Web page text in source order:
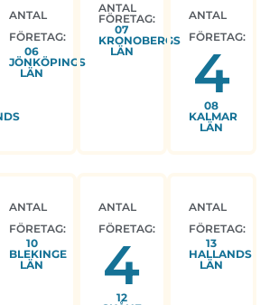
ANTAL
FÖRETAG:
06
JÖNKÖPINGS
LÄN
ANTAL
FÖRETAG:
07
KRONOBERGS
LÄN
ANTAL
FÖRETAG:
4
08
KALMAR
LÄN
ANTAL
FÖRETAG:
10
BLEKINGE
LÄN
ANTAL
FÖRETAG:
4
12
ANTAL
FÖRETAG:
13
HALLANDS
LÄN